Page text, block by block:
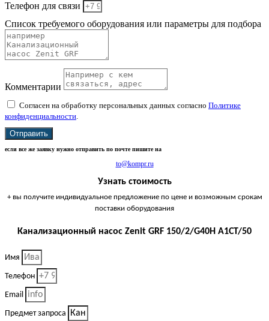
Телефон для связи
Список требуемого оборудования или параметры для подбора
Комментарии
Согласен на обработку персональных данных согласно Политике
конфиденциальности.
Отправить
если все же заявку нужно отправить по почте пишите на
to@kompr.ru
Узнать стоимость
+ вы получите индивидуальное предложение по цене и возможным срокам
поставки оборудования
Канализационный насос Zenit GRF 150/2/G40H A1CT/50
Имя
Телефон
Email
Предмет запроса